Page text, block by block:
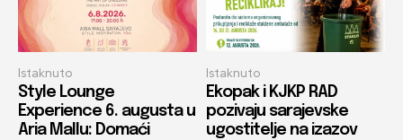
Istaknuto
Style Lounge
Experience 6. augusta u
Aria Mallu: Domaći
Istaknuto
Ekopak i KJKP RAD
pozivaju sarajevske
ugostitelje na izazov